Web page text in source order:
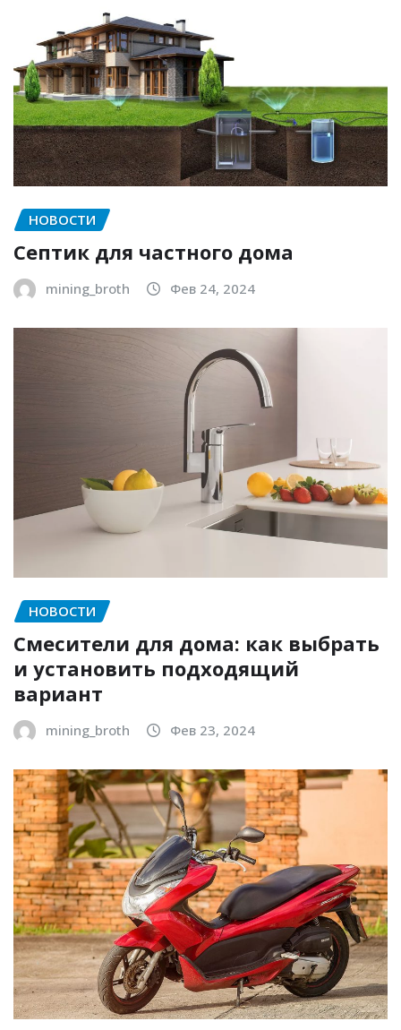
НОВОСТИ
Септик для частного дома
mining_broth Фев 24, 2024
НОВОСТИ
Смесители для дома: как выбрать
и установить подходящий
вариант
mining_broth Фев 23, 2024